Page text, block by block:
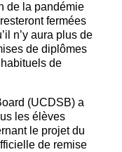
de la pandémie
fermées
n’y aura plus de
de diplômes
de
(UCDSB) a
les élèves
le projet du
de remise